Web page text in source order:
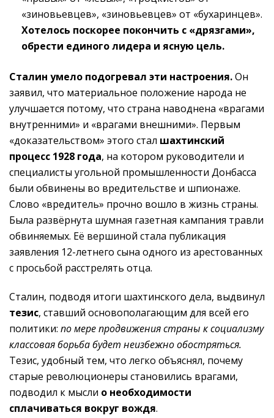
«зиновьевцев», «зиновьевцев» от «бухаринцев».
Хотелось поскорее покончить с «дрязгами»,
обрести единого лидера и ясную цель.
Сталин умело подогревал эти настроения.Он
заявил, что материальное положение народа не
улучшается потому, что страна наводнена «врагами
внутренними» и «врагами внешними». Первым
«доказательством» этого стал шахтинский
процесс 1928 года, на котором руководители и
специалисты угольной промышленности Донбасса
были обвинены во вредительстве и шпионаже.
Слово «вредитель» прочно вошло в жизнь страны.
Была развёрнута шумная газетная кампания травли
обвиняемых. Её вершиной стала публикация
заявления 12-летнего сына одного из арестованных
с просьбой расстрелять отца.
Сталин, подводя итоги шахтинского дела, выдвинул
тезис, ставший основополагающим для всей его
политики: по мере продвижения страны к социализму
классовая борьба будет неизбежно обостряться.
Тезис, удобный тем, что легко объяснял, почему
старые революционеры становились врагами,
подводил к мысли о необходимости
сплачиваться вокруг вождя.